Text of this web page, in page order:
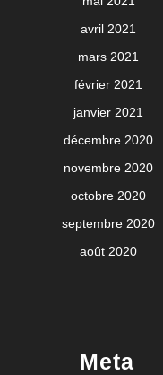
avril 2021
mars 2021
février 2021
janvier 2021
décembre 2020
novembre 2020
octobre 2020
septembre 2020
août 2020
Meta